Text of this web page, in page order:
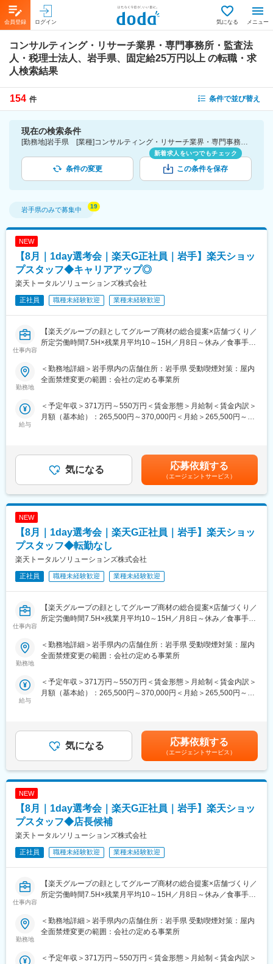
会員登録 ログイン 気になる メニュー
コンサルティング・リサーチ業界・専門事務所・監査法
人・税理士法人、岩手県、固定給25万円以上 の転職・求
人検索結果
154 件 条件で並び替え
現在の検索条件
[勤務地]岩手県 [業種]コンサルティング・リサーチ業界・専門事務所・監査法人・税理士法人 [詳細条件](待遇・福利厚生)固定給25万円以上
条件の変更
新着求人をいつでもチェック
この条件を保存
岩手県のみで募集中
NEW
【8月｜1day選考会｜楽天G正社員｜岩手】楽天ショッ
プスタッフ◆キャリアアップ◎
楽天トータルソリューションズ株式会社
正社員 職種未経験歓迎 業種未経験歓迎
仕事内容
【楽天グループの顔としてグループ商材の総合提案×店舗づくり／
所定労働時間7.5H×残業月平均10～15H／月8日～休み／食事手当
楽天モバイルショップに来店されるお客様へ、スマートフォン・
料金プラン・楽天カード・楽天市場・楽天ポイントなど、楽天経
活をより豊かにするトータルサポートを行うポジションです。
・未経験の方も歓迎！充実した研修制度あり
【選考会の概要】
・形式： Web開催（事前に企業セミナー動画をご視聴いただきま
す）
【開催日時】
8/6 (木) 17:00～20:00
8/13 (木) 17:00～20:00
8/18 (火) 17:00～20:00
8/20 (木) 17:00～20:00
※ご応募時、参加可能日時をお知らせください。
・新規契約・機種変更の受付および提案
・料金プラン、楽天ポイント活用、楽天カード、各種サービスの
・スマホの初期設定・データ移行サポート
・問い合わせ対応
・店舗会議・研修への参加
・キャンペーン企画など、集客に向けた取り組み
■キャリアパス：
へステップアップが可能です。RSV経験後はマネジメントや本部
への異動の道もあり、長期的にキャリア形成ができます。まずは
入社後1年で店長昇格を目指していただきます。
■組織構成：
1店舗あたり店長1名、スタッフ5～15名で運営。チームワークを
重視し相談しやすい環境◎
変更の範囲：会社の定める業務
勤務地
＜勤務地詳細＞岩手県内の店舗住所：岩手県 受動喫煙対策：屋内
全面禁煙変更の範囲：会社の定める事業所
給与
＜予定年収＞371万円～550万円＜賃金形態＞月給制＜賃金内訳＞
月額（基本給）：265,500円～370,000円＜月給＞265,500円～
ます。月給(月額)は固定手当を含めた表記です。
気になる 応募依頼する
（エージェントサービス）
NEW
【8月｜1day選考会｜楽天G正社員｜岩手】楽天ショッ
プスタッフ◆転勤なし
楽天トータルソリューションズ株式会社
正社員 職種未経験歓迎 業種未経験歓迎
仕事内容
【楽天グループの顔としてグループ商材の総合提案×店舗づくり／
所定労働時間7.5H×残業月平均10～15H／月8日～休み／食事手当
楽天モバイルショップに来店されるお客様へ、スマートフォン・
料金プラン・楽天カード・楽天市場・楽天ポイントなど、楽天経
活をより豊かにするトータルサポートを行うポジションです。
・未経験の方も歓迎！充実した研修制度あり
【選考会の概要】
・形式： Web開催（事前に企業セミナー動画をご視聴いただきま
す）
【開催日時】
8/6 (木) 17:00～20:00
8/13 (木) 17:00～20:00
8/18 (火) 17:00～20:00
8/20 (木) 17:00～20:00
※ご応募時、参加可能日時をお知らせください。
・新規契約・機種変更の受付および提案
・料金プラン、楽天ポイント活用、楽天カード、各種サービスの
・スマホの初期設定・データ移行サポート
勤務地
＜勤務地詳細＞岩手県内の店舗住所：岩手県 受動喫煙対策：屋内
全面禁煙変更の範囲：会社の定める事業所
給与
＜予定年収＞371万円～550万円＜賃金形態＞月給制＜賃金内訳＞
月額（基本給）：265,500円～370,000円＜月給＞265,500円～
ます。月給(月額)は固定手当を含めた表記です。
気になる 応募依頼する
（エージェントサービス）
NEW
【8月｜1day選考会｜楽天G正社員｜岩手】楽天ショッ
プスタッフ◆店長候補
楽天トータルソリューションズ株式会社
正社員 職種未経験歓迎 業種未経験歓迎
仕事内容
【楽天グループの顔としてグループ商材の総合提案×店舗づくり／
所定労働時間7.5H×残業月平均10～15H／月8日～休み／食事手当
楽天モバイルショップに来店されるお客様へ、スマートフォン・
料金プラン・楽天カード・楽天市場・楽天ポイントなど、楽天経
活をより豊かにするトータルサポートを行うポジションです。
勤務地
＜勤務地詳細＞岩手県内の店舗住所：岩手県 受動喫煙対策：屋内
全面禁煙変更の範囲：会社の定める事業所
＜予定年収＞371万円～550万円＜賃金形態＞月給制＜賃金内訳＞